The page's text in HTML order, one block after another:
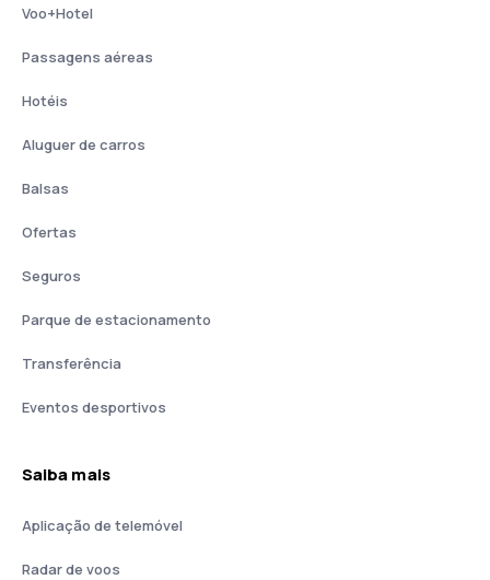
Voo+Hotel
Passagens aéreas
Hotéis
Aluguer de carros
Balsas
Ofertas
Seguros
Parque de estacionamento
Transferência
Eventos desportivos
Saiba mais
Aplicação de telemóvel
Radar de voos